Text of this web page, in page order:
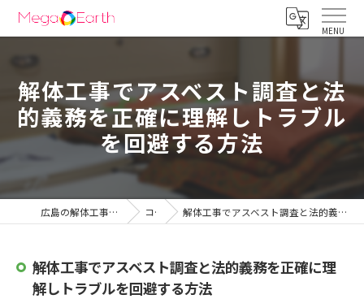
解体工事でアスベスト調査と法
的義務を正確に理解しトラブル
を回避する方法
広島の解体工事は株式会社メガアース コラム 解体工事でアスベスト調査と法的義務を正確に理解しトラブルを回避する方法
解体工事でアスベスト調査と法的義務を正確に理
解しトラブルを回避する方法